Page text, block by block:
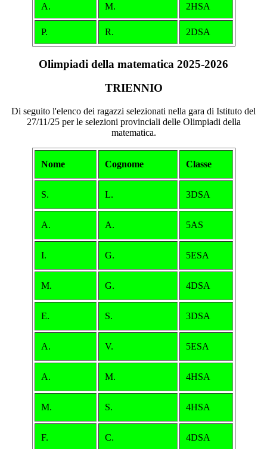
A. M. 2HSA
P. R. 2DSA
Olimpiadi della matematica 2025-2026
TRIENNIO
Di seguito l'elenco dei ragazzi selezionati nella gara di Istituto del
27/11/25 per le selezioni provinciali delle Olimpiadi della
matematica.
Nome Cognome Classe
S. L. 3DSA
A. A. 5AS
I. G. 5ESA
M. G. 4DSA
E. S. 3DSA
A. V. 5ESA
A. M. 4HSA
M. S. 4HSA
F. C. 4DSA